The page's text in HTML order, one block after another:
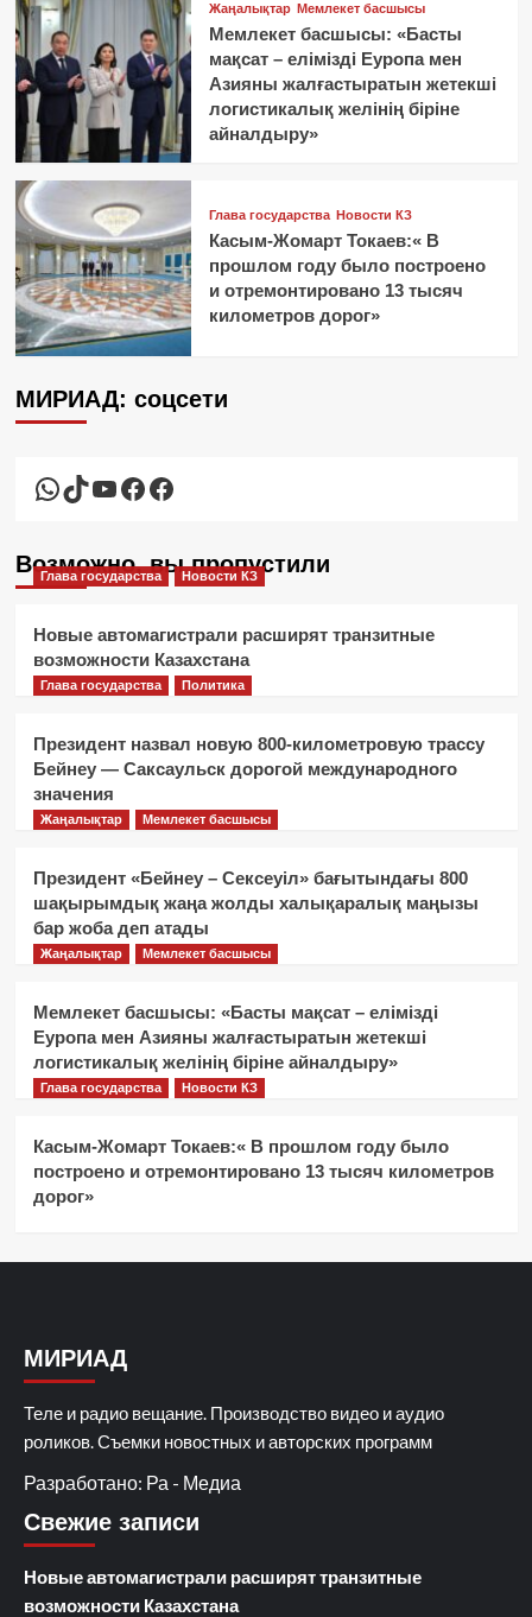
Жаңалықтар Мемлекет басшысы
Мемлекет басшысы: «Басты
мақсат – елімізді Еуропа мен
Азияны жалғастыратын жетекші
логистикалық желінің біріне
айналдыру»
Глава государства Новости КЗ
Касым-Жомарт Токаев:« В
прошлом году было построено
и отремонтировано 13 тысяч
километров дорог»
МИРИАД: соцсети
WhatsApp
TikTok
YouTube
Facebook
Facebook
Возможно, вы пропустили
Глава государства Новости КЗ
Новые автомагистрали расширят транзитные
возможности Казахстана
Глава государства Политика
Президент назвал новую 800-километровую трассу
Бейнеу — Саксаульск дорогой международного
значения
Жаңалықтар Мемлекет басшысы
Президент «Бейнеу – Сексеуіл» бағытындағы 800
шақырымдық жаңа жолды халықаралық маңызы
бар жоба деп атады
Жаңалықтар Мемлекет басшысы
Мемлекет басшысы: «Басты мақсат – елімізді
Еуропа мен Азияны жалғастыратын жетекші
логистикалық желінің біріне айналдыру»
Глава государства Новости КЗ
Касым-Жомарт Токаев:« В прошлом году было
построено и отремонтировано 13 тысяч километров
дорог»
МИРИАД
Теле и радио вещание. Производство видео и аудио
роликов. Съемки новостных и авторских программ
Разработано: Ра - Медиа
Свежие записи
Новые автомагистрали расширят транзитные
возможности Казахстана